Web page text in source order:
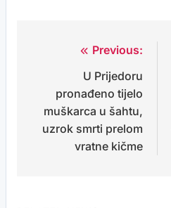
navigation
Previous:
U Prijedoru
pronađeno tijelo
muškarca u šahtu,
uzrok smrti prelom
vratne kičme